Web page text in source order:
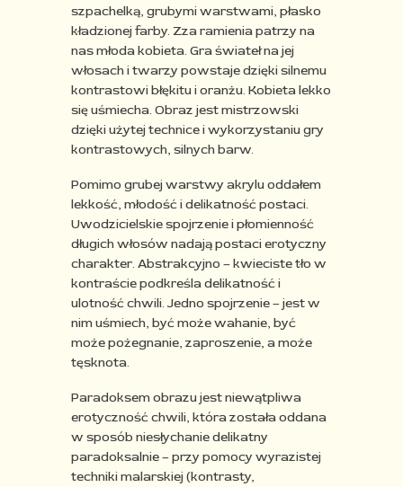
szpachelką, grubymi warstwami, płasko
kładzionej farby. Zza ramienia patrzy na
nas młoda kobieta. Gra świateł na jej
włosach i twarzy powstaje dzięki silnemu
kontrastowi błękitu i oranżu. Kobietalekko
się uśmiecha. Obraz jest mistrzowski
dzięki użytej technicei wykorzystaniu gry
kontrastowych, silnych barw.
Pomimo grubej warstwy akrylu oddałem
lekkość, młodość i delikatność postaci.
Uwodzicielskie spojrzenie i płomienność
długich włosów nadają postaci erotyczny
charakter. Abstrakcyjno – kwieciste tło w
kontraście podkreśla delikatnośći
ulotność chwili. Jedno spojrzenie – jest w
nim uśmiech, być może wahanie, być
może pożegnanie, zaproszenie, a może
tęsknota.
Paradoksem obrazu jest niewątpliwa
erotyczność chwili, która została oddana
w sposób niesłychanie delikatny
paradoksalnie – przy pomocy wyrazistej
technikimalarskiej (kontrasty,